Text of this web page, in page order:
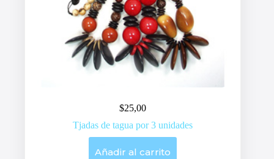
$25,00
Tjadas de tagua por 3 unidades
Añadir al carrito